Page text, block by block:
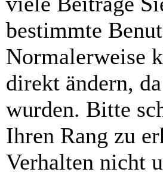
bestimmte
Normalerweise
direkt ändern,
wurden. Bitte
Ihren Rang zu
Verhalten nicht